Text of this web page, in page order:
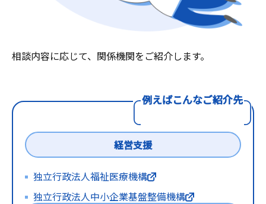
相談内容に応じて、関係機関をご紹介します。
例えばこんなご紹介先
経営支援
独立行政法人福祉医療機構
独立行政法人中小企業基盤整備機構